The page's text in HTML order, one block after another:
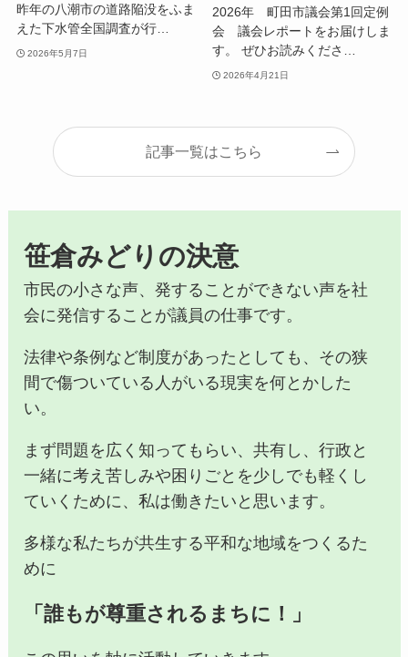
昨年の八潮市の道路陥没をふま
えた下水管全国調査が行…
2026年5月7日
2026年 町田市議会第1回定例
会 議会レポートをお届けしま
す。 ぜひお読みくださ…
2026年4月21日
記事一覧はこちら
笹倉みどりの決意
市民の小さな声、発することができない声を社
会に発信することが議員の仕事です。
法律や条例など制度があったとしても、その狭
間で傷ついている人がいる現実を何とかした
い。
まず問題を広く知ってもらい、共有し、行政と
一緒に考え苦しみや困りごとを少しでも軽くし
ていくために、私は働きたいと思います。
多様な私たちが共生する平和な地域をつくるた
めに
「誰もが尊重されるまちに！」